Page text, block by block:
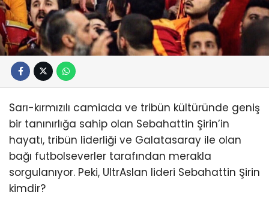
Sarı-kırmızılı camiada ve tribün kültüründe geniş
bir tanınırlığa sahip olan Sebahattin Şirin’in
hayatı, tribün liderliği ve Galatasaray ile olan
bağı futbolseverler tarafından merakla
sorgulanıyor. Peki, UltrAslan lideri Sebahattin Şirin
kimdir?